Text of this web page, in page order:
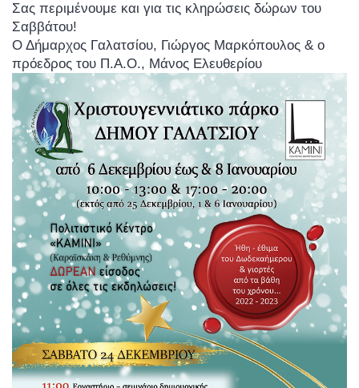
Σας περιμένουμε και για τις κληρώσεις δώρων του
Σαββάτου!
Ο Δήμαρχος Γαλατσίου, Γιώργος Μαρκόπουλος & ο
πρόεδρος του Π.Α.Ο., Μάνος Ελευθερίου